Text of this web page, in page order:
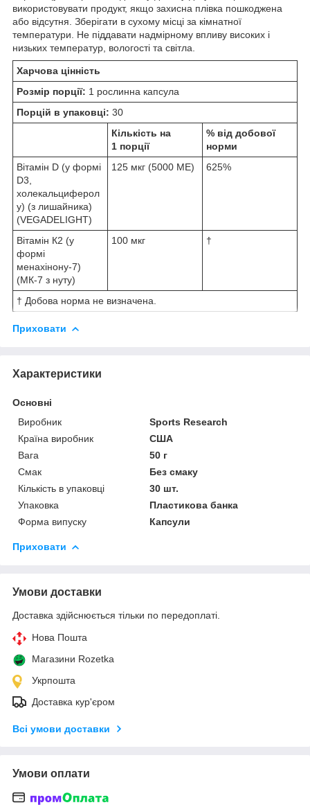
використовувати продукт, якщо захисна плівка пошкоджена
або відсутня. Зберігати в сухому місці за кімнатної
температури. Не піддавати надмірному впливу високих і
низьких температур, вологості та світла.
Харчова цінність
Розмір порції: 1 рослинна капсула
Порцій в упаковці: 30
Кількість на
1 порції
% від добової
норми
Вітамін D (у формі
D3,
холекальциферол
у) (з лишайника)
(VEGADELIGHT)
125 мкг (5000 МЕ) 625%
Вітамін К2 (у
формі
менахінону-7)
(МК-7 з нуту)
100 мкг †
† Добова норма не визначена.
Приховати
Характеристики
Основні
Виробник
Sports Research
Країна виробник
США
Вага
50 г
Смак
Без смаку
Кількість в упаковці
30 шт.
Упаковка
Пластикова банка
Форма випуску
Капсули
Приховати
Умови доставки
Доставка здійснюється тільки по передоплаті.
Нова Пошта
Магазини Rozetka
Укрпошта
Доставка кур'єром
Всі умови доставки
Умови оплати